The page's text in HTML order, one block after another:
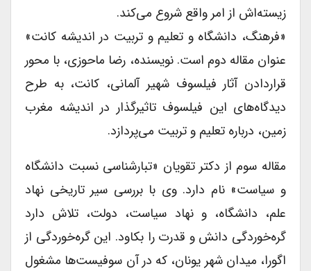
زیسته‌اش از امر واقع شروع می‌کند.
«فرهنگ، دانشگاه و تعلیم و تربیت در اندیشه کانت»
عنوان مقاله دوم است. نویسنده، رضا ماحوزی، با محور
قراردادن آثار فیلسوف شهیر آلمانی، کانت، به طرح
دیدگاه‌های این فیلسوف تاثیرگذار در اندیشه مغرب
زمین، درباره تعلیم و تربیت می‌پردازد.
مقاله سوم از دکتر تقویان «تبارشناسی نسبت دانشگاه
و سیاست» نام دارد. وی با بررسی سیر تاریخی نهاد
علم، دانشگاه، و نهاد سیاست، دولت، تلاش دارد
گره‌خوردگی دانش و قدرت را بکاود. این گره‌خوردگی از
اگورا، میدان شهر یونان، که در آن سوفیست‌ها مشغول